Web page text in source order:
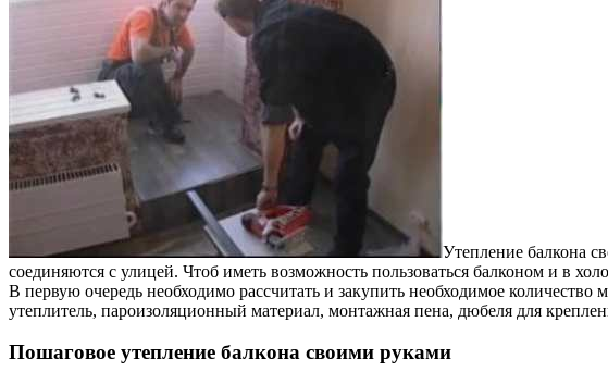
Утепление балкона
соединяются с улицей. Чтоб иметь возможность пользоваться балконом и в
В первую очередь необходимо рассчитать и закупить необходимое количество
утеплитель, пароизоляционный материал, монтажная пена, дюбеля для
Пошаговое утепление балкона своими руками